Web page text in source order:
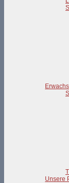
Unsere